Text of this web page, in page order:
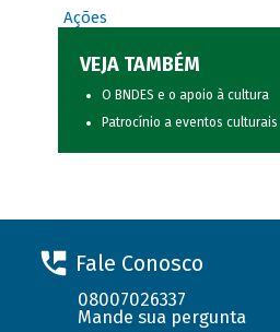
Ações
VEJA TAMBÉM
O BNDES e o apoio à cultura
Patrocínio a eventos culturais
Fale Conosco
08007026337
Mande sua pergunta